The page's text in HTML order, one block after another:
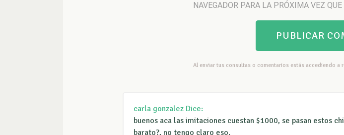
NAVEGADOR PARA LA PRÓXIMA VEZ
Al enviar tus consultas o comentarios estás accediendo a
carla gonzalez Dice:
buenos aca las imitaciones cuestan $1000, se pasan estos
barato?, no tengo claro eso.